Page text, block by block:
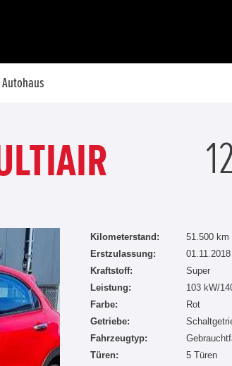
Autohaus
Kilometerstand:
51.500 km
Erstzulassung:
01.11.2018
Kraftstoff:
Super
Leistung:
103 kW/
Farbe:
Rot
Getriebe:
Fahrzeugtyp:
Türen:
5 Türen